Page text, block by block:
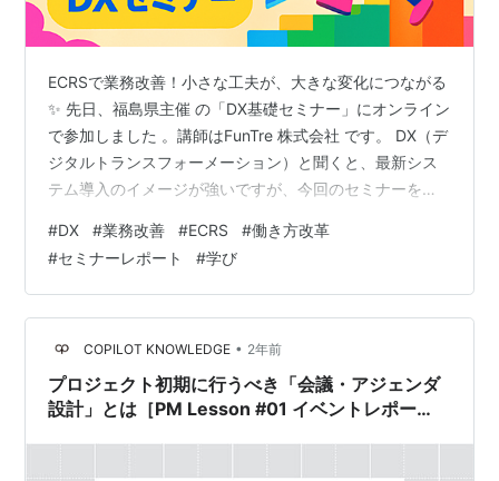
ECRSで業務改善！小さな工夫が、大きな変化につながる
✨ 先日、福島県主催 の「DX基礎セミナー」にオンライン
で参加しました 。講師はFunTre 株式会社 です。 DX（デ
ジタルトランスフォーメーション）と聞くと、最新シス
テム導入のイメージが強いですが、今回のセミナーを通
納得しました。 この記事では、研修で得た学びのうち、
特に「明日から使える」と感じたポイントを共有しま
す。 1. 体系的に理解する！DXまでの4つのステップ DX
は一度に実現できるものではなく、段階を踏んで進める
必要があると説明がありました 。研修では、次の4つの
ステップで整理…
#DX #業務改善 #ECRS #働き方改革
#セミナーレポート #学び
COPILOT KNOWLEDGE • 2年前
プロジェクト初期に行うべき「会議・アジェンダ
設計」とは［PM Lesson #01 イベントレポー